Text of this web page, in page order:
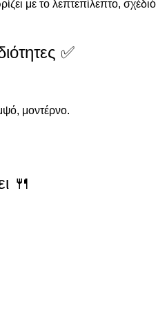
με το λεπτεπίλεπτο,
✅
μοντέρνο.
🍴